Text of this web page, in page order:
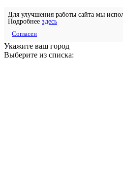
Для улучшения работы сайта мы
Подробнее здесь
Согласен
Укажите ваш город
Выберите из списка: